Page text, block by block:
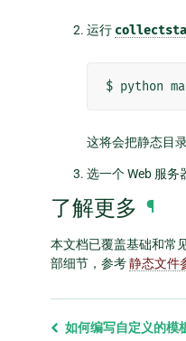
运行
$ python
这将会把静态目
选一个 Web 服务
了解更多 ¶
本文档已覆盖基础和常
部细节，参考静态文件
Previous
如何编写自定义的模